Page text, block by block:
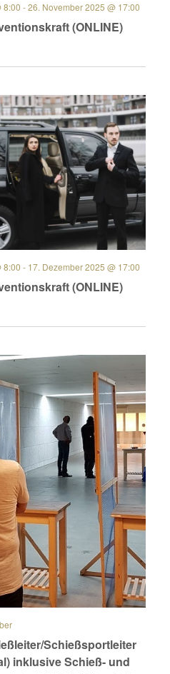
(ONLINE)
8:00 -26. November 2025 @ 17:00
(ONLINE)
8:00 - 17. Dezember 2025 @ 17:00
Schießsportleiter
inklusive Schieß- und